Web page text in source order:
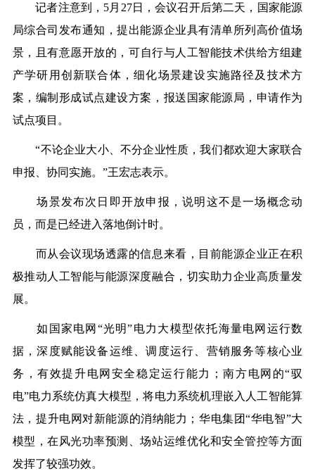
记者注意到，5月27日，会议召开后第二天，国家能源
局综合司发布通知，提出能源企业具有清单所列高价值场
景，且有意愿开放的， 可自行与人工智能技术供给方组建
产学研用创新联合体，细化场景建设实施路径及技术方
案，编制形成试点建设方案，报送国家能源局，申请作为
试点项目。
“不论企业大小、不分企业性质，我们都欢迎大家联合
申报、协同实施。”王宏志表示。
场景发布次日即开放申报，说明这不是一场概念动
员，而是已经进入落地倒计时。
而从会议现场透露的信息来看，目前能源企业正在积
极推动人工智能与能源深度融合，切实助力企业高质量发
展。
如国家电网“光明”电力大模型依托海量电网运行数
据，深度赋能设备运维、调度运行、营销服务等核心业
务，有效提升电网安全稳定运行能力；南方电网的“驭
电”电力系统仿真大模型，将电力系统机理嵌入人工智能算
法，提升电网对新能源的消纳能力；华电集团“华电智”大
模型，在风光功率预测、场站运维优化和安全管控等方面
发挥了较强功效。